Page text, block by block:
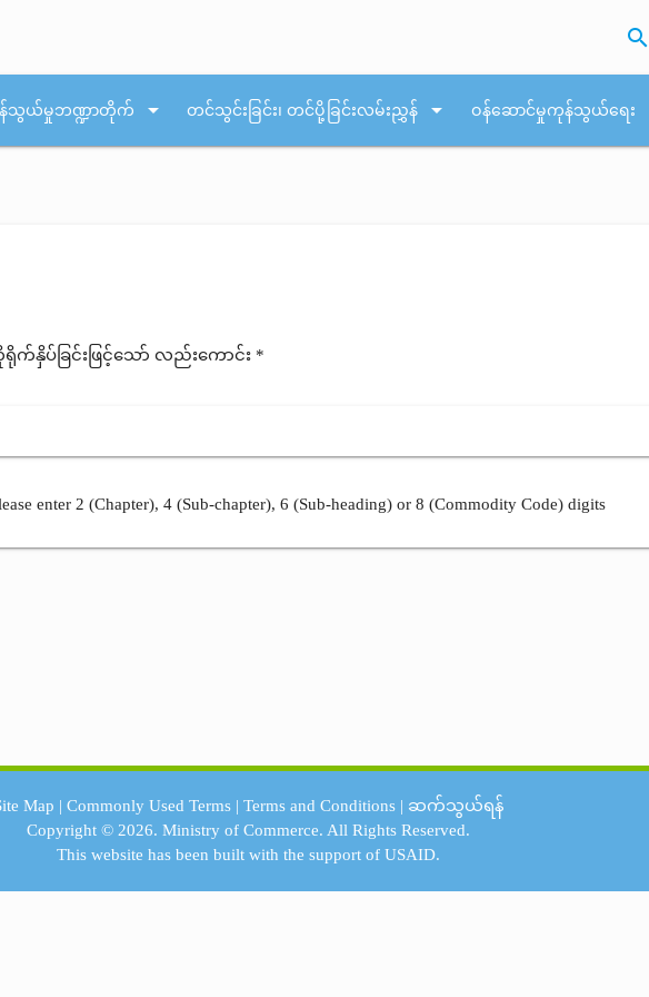
search
သွယ်မှုဘဏ္ဍာတိုက် arrow_drop_down တင်သွင်းခြင်း၊ တင်ပို့ခြင်းလမ်းညွှန် arrow_drop_down ဝန်ဆောင်မှုကုန်သွယ်ရေး
နှိပ်ခြင်းဖြင့်သော် လည်းကောင်း *
enter 2 (Chapter), 4 (Sub-chapter), 6 (Sub-heading) or 8 (Commodity Code) digits
Map | Commonly Used Terms| Terms and Conditions| ဆက်သွယ်ရန်
Copyright © 2026.Ministry of Commerce. All Rights Reserved.
This website has been built with the support ofUSAID.